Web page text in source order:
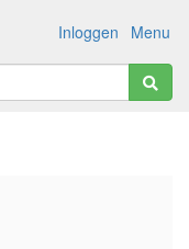
Menu
Inloggen